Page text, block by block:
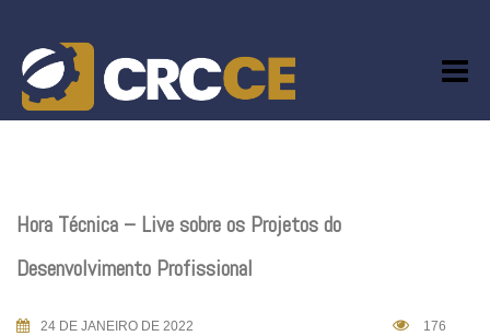
content
Hora Técnica – Live sobre os Projetos do
Desenvolvimento Profissional
24 DE JANEIRO DE 2022 176